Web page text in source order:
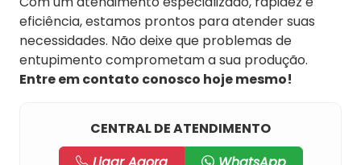
eficiência, estamos prontos para atender suas
necessidades. Não deixe que problemas de
entupimento comprometam a sua produção.
Entre em contato conosco hoje mesmo!
CENTRAL DE ATENDIMENTO